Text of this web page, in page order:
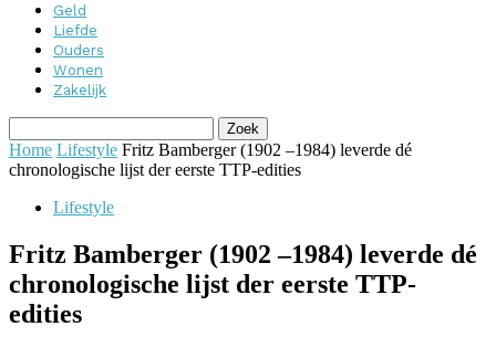
Geld
Liefde
Ouders
Wonen
Zakelijk
Home Lifestyle Fritz Bamberger (1902 –1984) leverde dé
chronologische lijst der eerste TTP-edities
Lifestyle
Fritz Bamberger (1902 –1984) leverde dé
chronologische lijst der eerste TTP-
edities